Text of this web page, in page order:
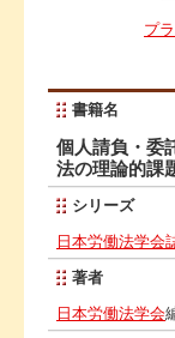
プ
書籍名
個人請負・委
法の理論的課
シリーズ
日本労働法学会
著者
日本労働法学会